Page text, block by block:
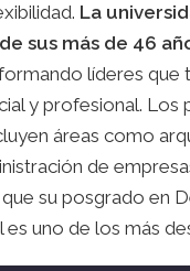
La
sus más de 46
líderes que
y profesional. Los
áreas como
de
su posgrado en
es uno de los más